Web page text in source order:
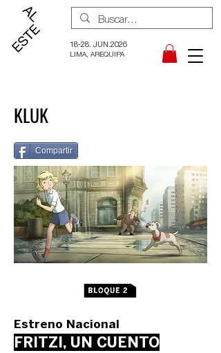
18-28. JUN.2026
LIMA, AREQUIPA
KLUK
Compartir
Estreno Nacional
FRITZI, UN CUENTO